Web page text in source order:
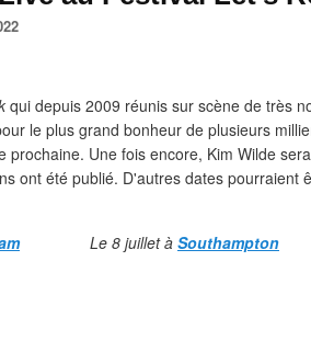
qui depuis 2009 réunis sur scène de très
le plus grand bonheur de plusieurs
prochaine. Une fois encore, Kim Wilde
ont été publié. D'autres dates pourraient
Le 8 juillet à Southampton